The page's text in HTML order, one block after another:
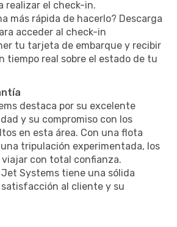
realizar el check-in.
más rápida de hacerlo? Descarga
acceder al check-in
tu tarjeta de embarque y recibir
tiempo real sobre el estado de tu
destaca por su excelente
y su compromiso con los
en esta área. Con una flota
tripulación experimentada, los
viajar con total confianza.
Systems tiene una sólida
al cliente y su